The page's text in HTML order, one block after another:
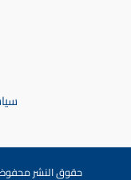
حقوق النشر محفوظة © 2026 تعزيز للتدريب